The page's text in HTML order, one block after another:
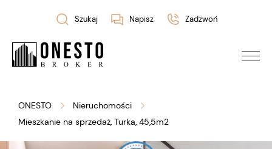
Szukaj Napisz Zadzwoń
ONESTO
Nieruchomości
Mieszkanie na sprzedaż, Turka, 45,5m2